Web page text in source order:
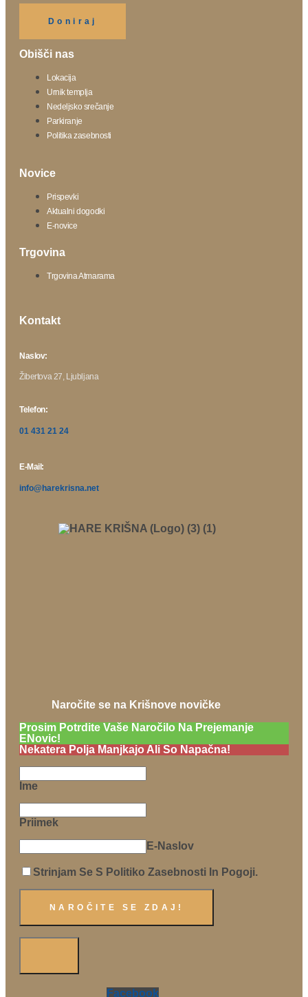
Doniraj
Obišči nas
Lokacija
Urnik templja
Nedeljsko srečanje
Parkiranje
Politika zasebnosti
Novice
Prispevki
Aktualni dogodki
E-novice
Trgovina
Trgovina Atmarama
Kontakt
Naslov:
Žibertova 27, Ljubljana
Telefon:
01 431 21 24
E-Mail:
info@harekrisna.net
Naročite se na Krišnove novičke
Prosim Potrdite Vaše Naročilo Na Prejemanje
ENovic!
Nekatera Polja Manjkajo Ali So Napačna!
Ime
Priimek
E-Naslov
Strinjam Se S Politiko Zasebnosti In Pogoji.
Facebook